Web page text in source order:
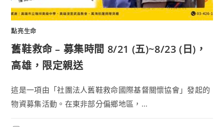
點亮生命
舊鞋救命 – 募集時間 8/21 (五)~8/23 (日)，
高雄，限定親送
這是一項由「社團法人舊鞋救命國際基督關懷協會」發起的
物資募集活動。在東非部分偏鄉地區，...